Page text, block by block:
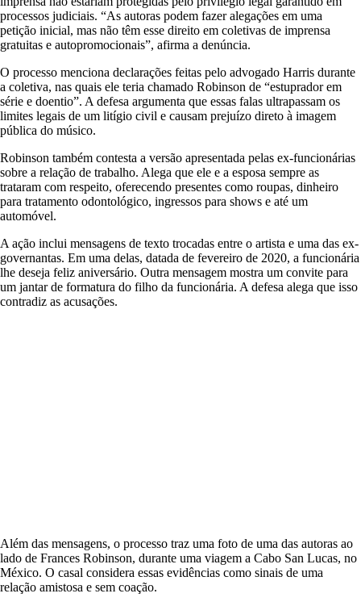
processos judiciais. “As autoras podem fazer alegações em uma
petição inicial, mas não têm esse direito em coletivas de imprensa
gratuitas e autopromocionais”, afirma a denúncia.
O processo menciona declarações feitas pelo advogado Harris durante
a coletiva, nas quais ele teria chamado Robinson de “estuprador em
série e doentio”. A defesa argumenta que essas falas ultrapassam os
limites legais de um litígio civil e causam prejuízo direto à imagem
pública do músico.
Robinson também contesta a versão apresentada pelas ex-funcionárias
sobre a relação de trabalho. Alega que ele e a esposa sempre as
trataram com respeito, oferecendo presentes como roupas, dinheiro
para tratamento odontológico, ingressos para shows e até um
automóvel.
A ação inclui mensagens de texto trocadas entre o artista e uma das ex-
governantas. Em uma delas, datada de fevereiro de 2020, a funcionária
lhe deseja feliz aniversário. Outra mensagem mostra um convite para
um jantar de formatura do filho da funcionária. A defesa alega que isso
contradiz as acusações.
Além das mensagens, o processo traz uma foto de uma das autoras ao
lado de Frances Robinson, durante uma viagem a Cabo San Lucas, no
México. O casal considera essas evidências como sinais de uma
relação amistosa e sem coação.